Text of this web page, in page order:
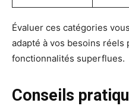
Évaluer ces catégories
adapté à vos besoins
fonctionnalités superflues.
Conseils